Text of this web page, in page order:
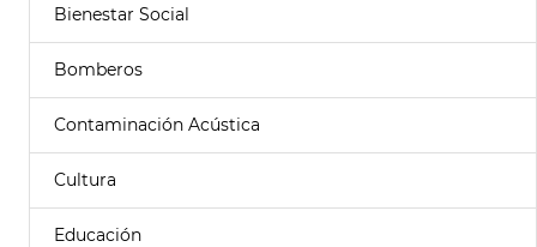
Bienestar Social
Bomberos
Contaminación Acústica
Cultura
Educación